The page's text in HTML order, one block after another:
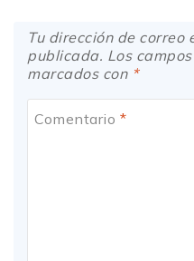
Tu dirección de correo
publicada. Los
marcados con *
Comentario *